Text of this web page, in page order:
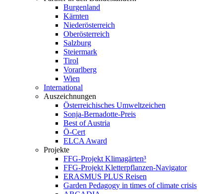
Burgenland
Kärnten
Niederösterreich
Oberösterreich
Salzburg
Steiermark
Tirol
Vorarlberg
Wien
International
Auszeichnungen
Österreichisches Umweltzeichen
Sonja-Bernadotte-Preis
Best of Austria
Ö-Cert
ELCA Award
Projekte
FFG-Projekt Klimagärten³
FFG-Projekt Kletterpflanzen-Navigator
ERASMUS PLUS Reisen
Garden Pedagogy in times of climate crisis